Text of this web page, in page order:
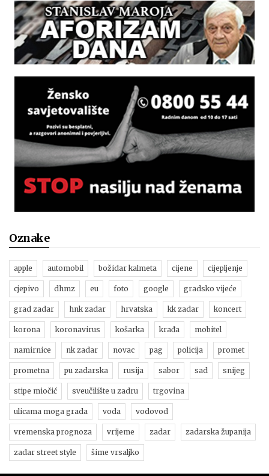
Oznake
apple automobil božidar kalmeta cijene cijepljenje
cjepivo dhmz eu foto google gradsko vijeće
grad zadar hnk zadar hrvatska kk zadar koncert
korona koronavirus košarka krađa mobitel
namirnice nk zadar novac pag policija promet
prometna pu zadarska rusija sabor sad snijeg
stipe miočić sveučilište u zadru trgovina
ulicama moga grada voda vodovod
vremenska prognoza vrijeme zadar zadarska županija
zadar street style šime vrsaljko